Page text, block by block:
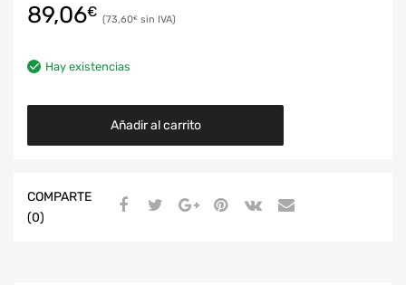
89,06€ 73,60€
Hay existencias
Añadir al carrito
COMPARTE
(0)